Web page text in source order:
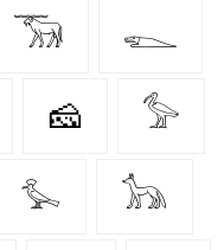
𓃝 𓆍
🧀 𓅞
𓅙 𓃥